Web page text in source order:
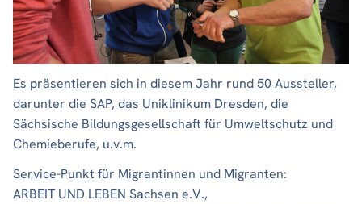
Es präsentieren sich in diesem Jahr rund 50 Aussteller,
darunter die SAP, das Uniklinikum Dresden, die
Sächsische Bildungsgesellschaft für Umweltschutz und
Chemieberufe, u.v.m.
Service-Punkt für Migrantinnen und Migranten:
ARBEIT UND LEBEN Sachsen e.V.,